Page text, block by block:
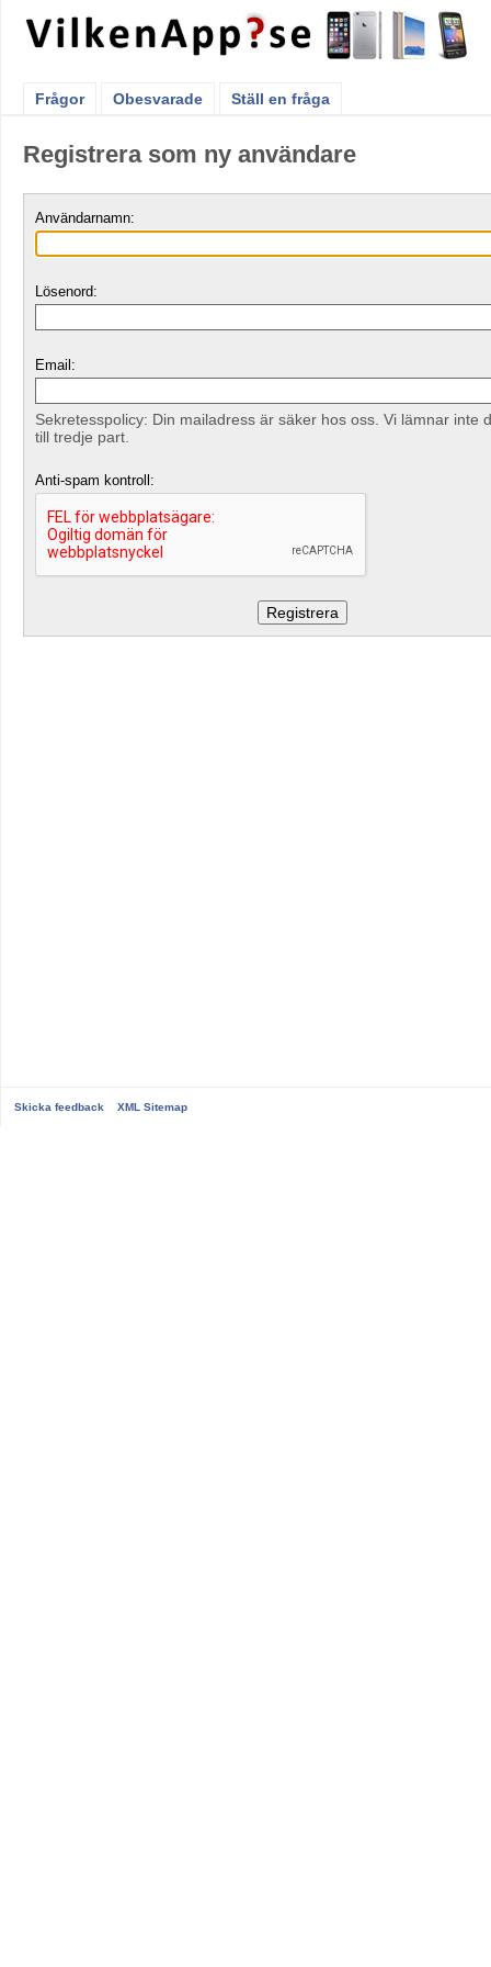
Frågor Obesvarade Ställ en fråga
Registrera som ny användare
Användarnamn:
Lösenord:
Email:
Sekretesspolicy: Din mailadress är säker hos oss. Vi lämnar inte
till tredje part.
Anti-spam kontroll:
Skicka feedback XML Sitemap